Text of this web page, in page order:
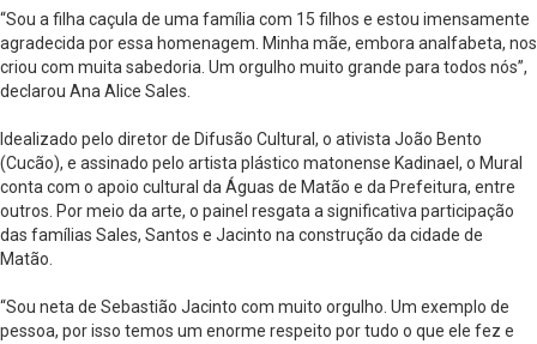
“Sou a filha caçula de uma família com 15 filhos e estou imensamente
agradecida por essa homenagem. Minha mãe, embora analfabeta, nos
criou com muita sabedoria. Um orgulho muito grande para todos nós”,
declarou Ana Alice Sales.
Idealizado pelo diretor de Difusão Cultural, o ativista João Bento
(Cucão), e assinado pelo artista plástico matonense Kadinael, o Mural
conta com o apoio cultural da Águas de Matão e da Prefeitura, entre
outros. Por meio da arte, o painel resgata a significativa participação
das famílias Sales, Santos e Jacinto na construção da cidade de
Matão.
“Sou neta de Sebastião Jacinto com muito orgulho. Um exemplo de
pessoa, por isso temos um enorme respeito por tudo o que ele fez e